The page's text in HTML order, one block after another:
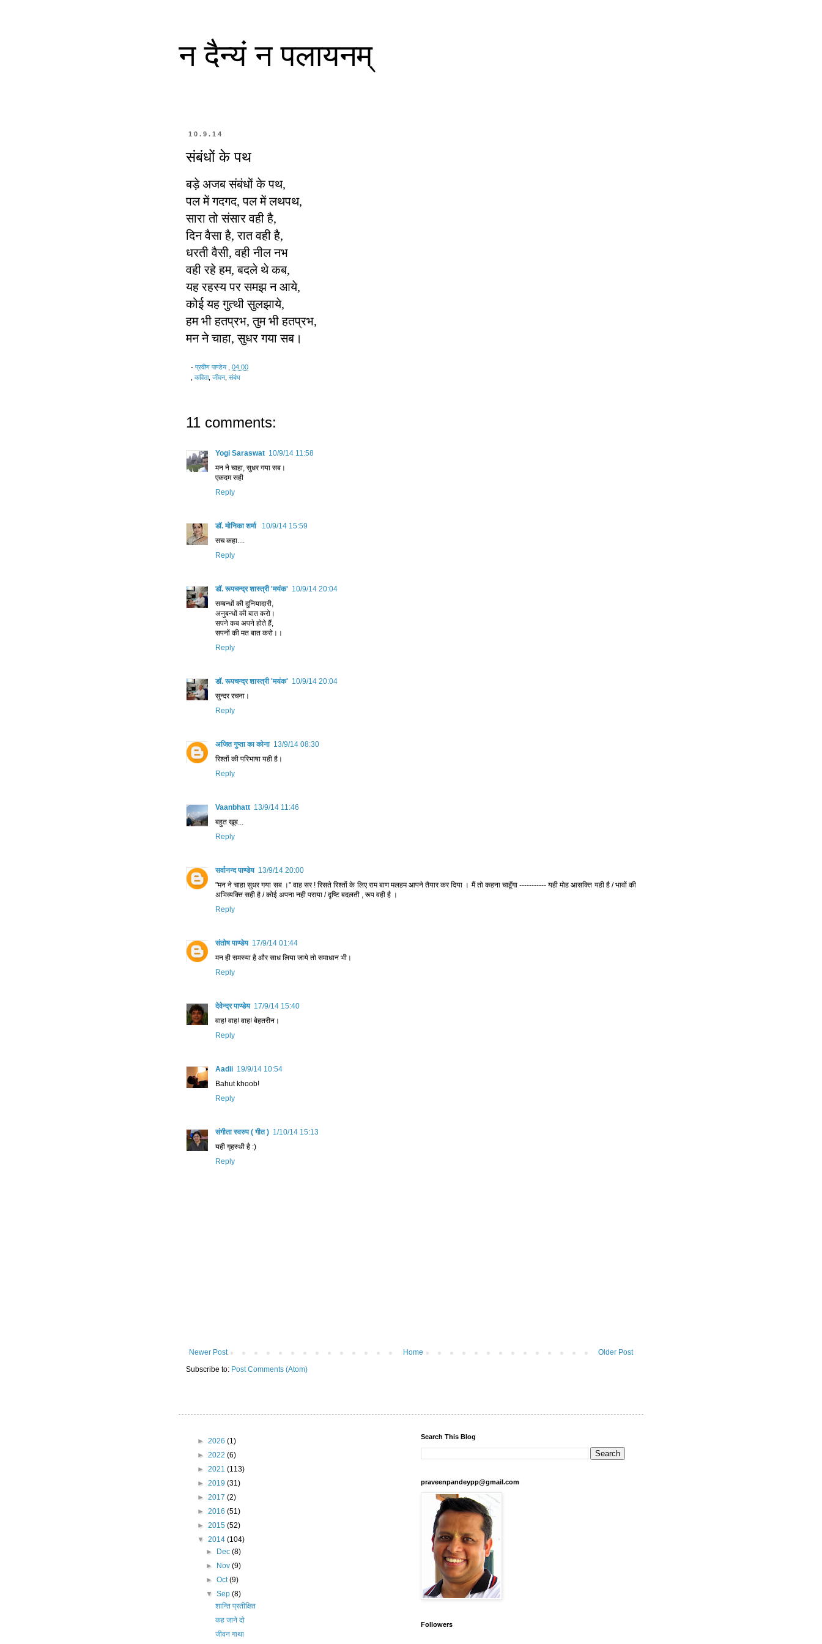
न दैन्यं न पलायनम्
10.9.14
संबंधों के पथ
बड़े अजब संबंधों के पथ,
पल में गदगद, पल में लथपथ,
सारा तो संसार वही है,
दिन वैसा है, रात वही है,
धरती वैसी, वही नील नभ
वही रहे हम, बदले थे कब,
यह रहस्य पर समझ न आये,
कोई यह गुत्थी सुलझाये,
हम भी हतप्रभ, तुम भी हतप्रभ,
मन ने चाहा, सुधर गया सब।
- प्रवीण पाण्डेय
04:00
कविता, जीवन, संबंध
11 comments:
Yogi Saraswat 10/9/14 11:58
मन ने चाहा, सुधर गया सब।
एकदम सही
Reply
डॉ. मोनिका शर्मा
10/9/14 15:59
सच कहा....
Reply
डॉ. रूपचन्द्र शास्त्री 'मयंक' 10/9/14 20:04
सम्बन्धों की दुनियादारी,
अनुबन्धों की बात करो।
सपने कब अपने होते हैं,
सपनों की मत बात करो।।
Reply
डॉ. रूपचन्द्र शास्त्री 'मयंक' 10/9/14 20:04
सुन्दर रचना।
Reply
अजित गुप्ता का कोना 13/9/14 08:30
रिश्‍तों की परिभाषा यही है।
Reply
Vaanbhatt 13/9/14 11:46
बहुत खूब...
Reply
सर्वानन्द पाण्डेय 13/9/14 20:00
"मन ने चाहा सुधर गया सब ।" वाह सर ! रिसते रिश्तों के लिए राम बाण मलहम आपने तैयार कर दिया । मैं तो कहना चाहूॅंगा ----------- यही मोह आसक्ति यही है / भावों की
अभिव्यक्ति सही है / कोई अपना नही पराया / दृष्टि बदलती , रूप वही है ।
Reply
संतोष पाण्डेय 17/9/14 01:44
मन ही समस्या है और साध लिया जाये तो समाधान भी।
Reply
देवेन्द्र पाण्डेय 17/9/14 15:40
वाह! वाह! वाह! बेहतरीन।
Reply
Aadii 19/9/14 10:54
Bahut khoob!
Reply
संगीता स्वरुप ( गीत ) 1/10/14 15:13
यही गृहस्थी है :)
Reply
Newer Post Older Post
Home
Subscribe to: Post Comments (Atom)
► 2026 (1)
► 2022 (6)
► 2021 (113)
► 2019 (31)
► 2017 (2)
► 2016 (51)
► 2015 (52)
▼ 2014 (104)
►
Dec(8)
►
Nov(9)
►Oct(9)
▼Sep(8)
शान्ति प्रतीक्षित
कह जाने दो
जीवन गाथा
Search This Blog
praveenpandeypp@gmail.com
Followers